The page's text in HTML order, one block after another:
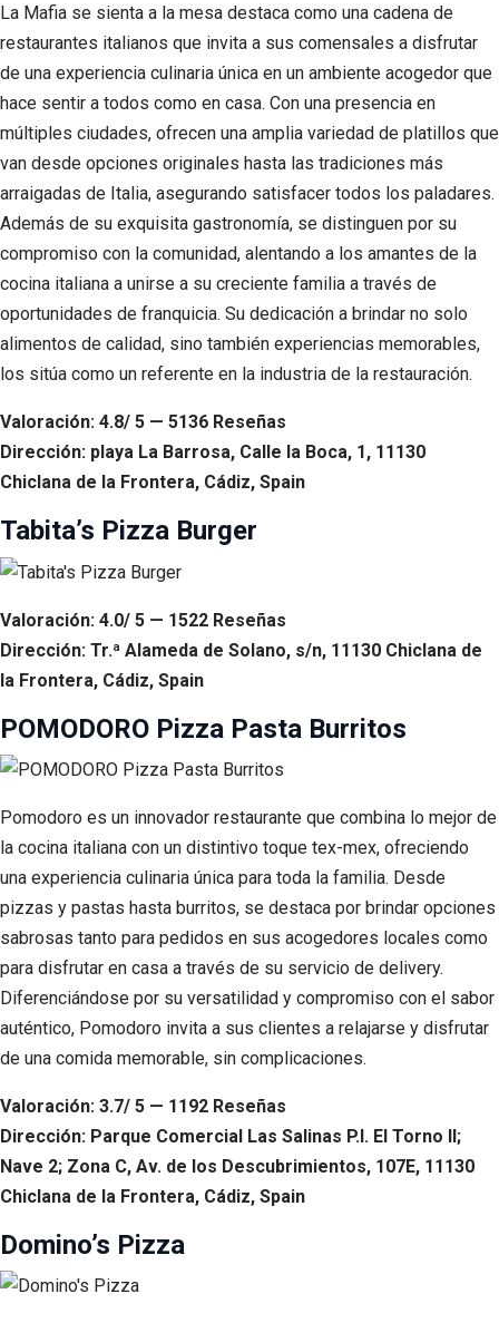
La Mafia se sienta a la mesa destaca como una cadena de
restaurantes italianos que invita a sus comensales a disfrutar
de una experiencia culinaria única en un ambiente acogedor que
hace sentir a todos como en casa. Con una presencia en
múltiples ciudades, ofrecen una amplia variedad de platillos que
van desde opciones originales hasta las tradiciones más
arraigadas de Italia, asegurando satisfacer todos los paladares.
Además de su exquisita gastronomía, se distinguen por su
compromiso con la comunidad, alentando a los amantes de la
cocina italiana a unirse a su creciente familia a través de
oportunidades de franquicia. Su dedicación a brindar no solo
alimentos de calidad, sino también experiencias memorables,
los sitúa como un referente en la industria de la restauración.
Valoración: 4.8/ 5 — 5136 Reseñas
Dirección: playa La Barrosa, Calle la Boca, 1, 11130
Chiclana de la Frontera, Cádiz, Spain
Tabita’s Pizza Burger
Valoración: 4.0/ 5 — 1522 Reseñas
Dirección: Tr.ª Alameda de Solano, s/n, 11130 Chiclana de
la Frontera, Cádiz, Spain
POMODORO Pizza Pasta Burritos
Pomodoro es un innovador restaurante que combina lo mejor de
la cocina italiana con un distintivo toque tex-mex, ofreciendo
una experiencia culinaria única para toda la familia. Desde
pizzas y pastas hasta burritos, se destaca por brindar opciones
sabrosas tanto para pedidos en sus acogedores locales como
para disfrutar en casa a través de su servicio de delivery.
Diferenciándose por su versatilidad y compromiso con el sabor
auténtico, Pomodoro invita a sus clientes a relajarse y disfrutar
de una comida memorable, sin complicaciones.
Valoración: 3.7/ 5 — 1192 Reseñas
Dirección: Parque Comercial Las Salinas P.I. El Torno II;
Nave 2; Zona C, Av. de los Descubrimientos, 107E, 11130
Chiclana de la Frontera, Cádiz, Spain
Domino’s Pizza